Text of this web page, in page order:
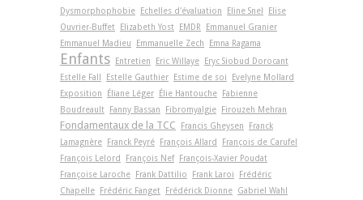
Dysmorphophobie Echelles d'évaluation Eline Snel
Elise
Ouvrier-Buffet Elizabeth Yost EMDR
Emmanuel Granier
Emmanuel Madieu
Emmanuelle Zech Emna Ragama
Enfants Entretien Eric Willaye Eryc Siobud Dorocant
Estelle Fall
Estelle Gauthier Estime de soi
Evelyne Mollard
Exposition
Éliane Léger Élie Hantouche Fabienne
Boudreault Fanny Bassan Fibromyalgie Firouzeh Mehran
Fondamentaux de la TCC Francis Gheysen
Franck
Lamagnère Franck Peyré François Allard
François de Carufel
François Lelord
François Nef François-Xavier Poudat
Françoise Laroche Frank Dattilio Frank Laroi
Frédéric
Chapelle Frédéric Fanget Frédérick Dionne Gabriel Wahl